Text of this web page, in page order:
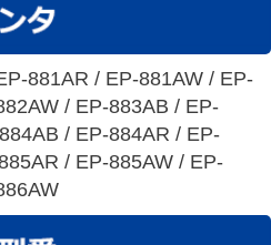
881AR / EP-881AW / EP-
/ EP-883AB / EP-
/ EP-884AR / EP-
/ EP-885AW / EP-